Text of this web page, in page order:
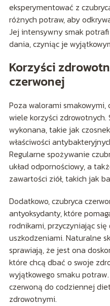
eksperymentować z
różnych potraw, aby
Jej intensywny smak
dania, czyniąc je
Korzyści
czerwonej
Poza walorami smakowymi,
wiele korzyści zdrowotnych.
wykonana, takie jak
właściwości
Regularne spożywanie
układ odpornościowy, a
zawartości ziół, takich jak
Dodatkowo, czubryca
antyoksydanty, które
rodnikami, przyczyniając
uszkodzeniami. Naturalne
sprawiają, że jest ona
które chcą dbać o swoje
wyjątkowego smaku
czerwoną do codziennej
zdrowotnymi.